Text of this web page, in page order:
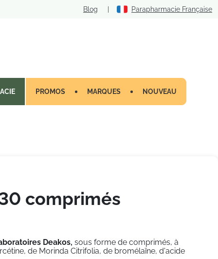
Blog | Parapharmacie Française
PROMOS MARQUES NOUVEAU
comprimés
Deakos, sous forme de comprimés, à
de Morinda Citrifolia, de bromélaïne, d'acide